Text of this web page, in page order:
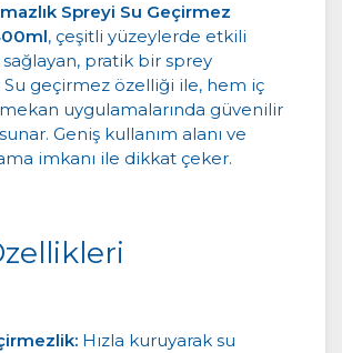
Spreyi Su Geçirmez
, çeşitli yüzeylerde etkili
sağlayan, pratik bir sprey
geçirmez özelliği ile, hem iç
uygulamalarında güvenilir
Geniş kullanım alanı ve
imkanı ile dikkat çeker.
Hızla kuruyarak su